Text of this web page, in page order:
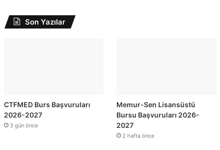
Son Yazılar
CTFMED Burs Başvuruları
2026-2027
3 gün önce
Memur-Sen Lisansüstü
Bursu Başvuruları 2026-
2027
2 hafta önce